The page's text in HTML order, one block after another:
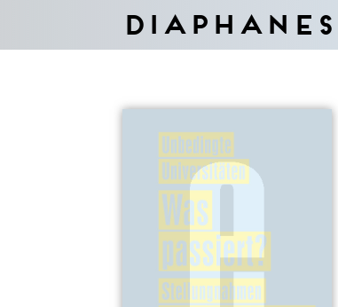
Diaphanes